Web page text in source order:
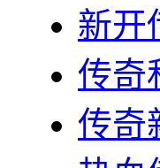
新开
传奇
传奇